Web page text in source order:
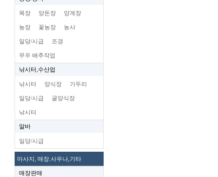
목장 양돈장 양계장
농장 꽃농장 농사
일당/시급 조경
무우 배추작업
낚시터,수산업
낚시터 양식장 가두리
일당/시급 굴양식장
낚시터
알바
일당/시급
마사지, 매장.사우나,기타
매장판매